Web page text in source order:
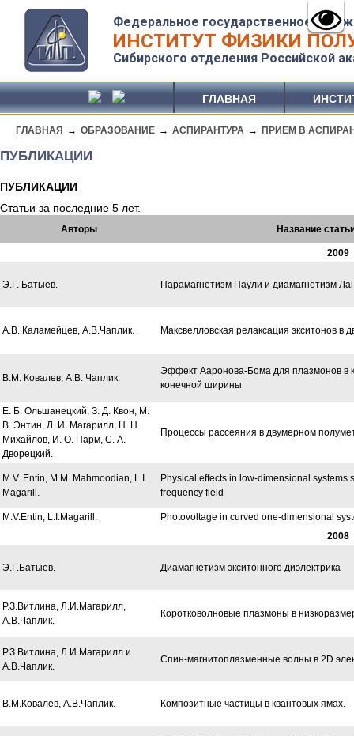
Федеральное государственное
ИНСТИТУТ ФИЗИКИ
Сибирского отделения Российской
ГЛАВНАЯ
ГЛАВНАЯ → ОБРАЗОВАНИЕ → АСПИРАНТУРА → ПРИЕМ В
ПУБЛИКАЦИИ
ПУБЛИКАЦИИ
Статьи за последние 5 лет.
Авторы Название
2009
Э.Г. Батыев. Парамагнетизм Паули и диамагнетизм
А.В. Каламейцев, А.В.Чаплик. Максвелловская релаксация экситонов в
В.М. Ковалев, А.В. Чаплик.
Эффект Ааронова-Бома для плазмонов в
конечной ширины
Е. Б. Ольшанецкий, З. Д. Квон, М.
В. Энтин, Л. И. Магарилл, Н. Н.
Михайлов, И. О. Парм, С. А.
Дворецкий.
Процессы рассеяния в двумерном
M.V. Entin, M.M. Mahmoodian, L.I.
Magarill.
Physical effects in low-dimensional systems
frequency field
M.V.Entin, L.I.Magarill.
Photovoltage in curved one-dimensional
2008
Э.Г.Батыев. Диамагнетизм экситонного диэлектрика
Р.З.Витлина, Л.И.Магарилл,
А.В.Чаплик.
Коротковолновые плазмоны в
Р.З.Витлина, Л.И.Магарилл и
А.В.Чаплик.
Спин-магнитоплазменные волны в 2D
В.М.Ковалёв, А.В.Чаплик. Композитные частицы в квантовых ямах.